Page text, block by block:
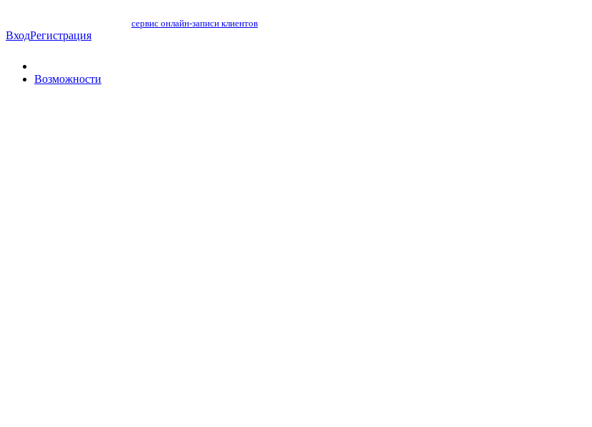
сервис онлайн-записи клиентов
ВходРегистрация
Возможности